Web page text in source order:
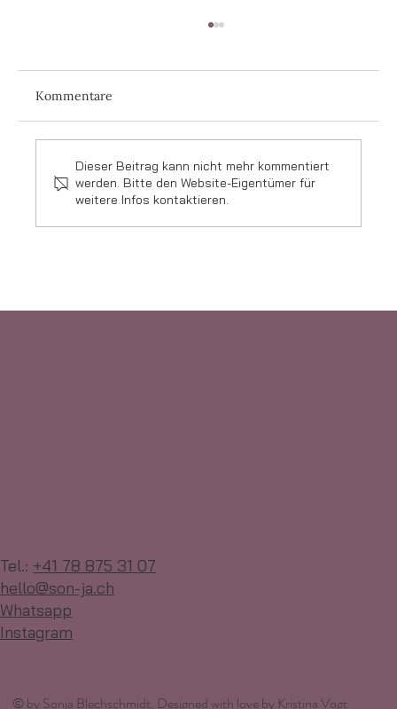
Was sind die meistgegoogelten
Kommentare
Dieser Beitrag kann nicht mehr kommentiert
werden. Bitte den Website-Eigentümer für
weitere Infos kontaktieren.
© by Sonja Blechschmidt. Designed with love by Kristina Vogt
Tel.: +41 78 875 31 07
hello@son-ja.ch
Whatsapp
Instagram